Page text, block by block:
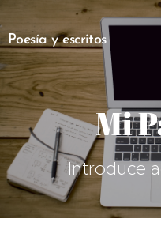
Poesía y escritos
Mi
Introduce